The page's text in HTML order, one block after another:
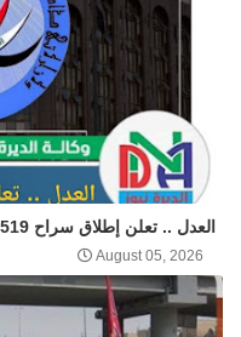
العدل .. تعلن إطلاق سراح 519 نزيلاً خلال شهر تموز 2026 .
August 05, 2026